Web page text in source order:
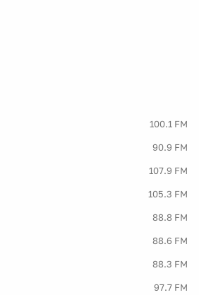
100.1 FM
90.9 FM
107.9 FM
105.3 FM
88.8 FM
88.6 FM
88.3 FM
97.7 FM